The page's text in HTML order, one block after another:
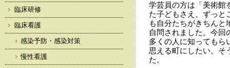
学芸員の方は「美術館
た子どもさえ、ずっと
も自分たちがきちんと
自問されました。今回
多くの人に知ってもら
思える町にしたい。そ
た。
臨床研修
臨床看護
感染予防・感染対策
慢性看護